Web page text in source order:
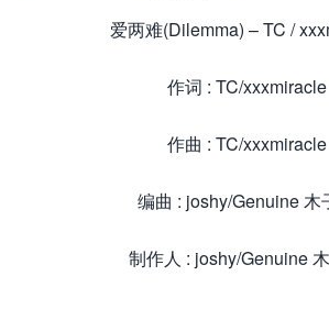
爱两难(Dilemma) – TC /
作词 : TC/xxxmiracle
作曲 : TC/xxxmiracle
编曲 : joshy/Genuine 木
制作人 : joshy/Genuine